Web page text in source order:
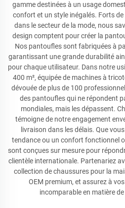
gamme destinées à un usage
confort et un style inégalés. Forts de
dans le secteur de la mode, nous
design comptent pour créer la
Nos pantoufles sont fabriquées à
garantissant une grande durabilité
pour chaque utilisateur. Dans notre
400 m², équipée de machines à
dévouée de plus de 100
des pantoufles qui ne répondent
mondiales, mais les dépassent.
témoigne de notre engagement
livraison dans les délais. Que
tendance ou un confort fonctionnel
sont conçues sur mesure pour
clientèle internationale. Partenariez
collection de chaussures pour la
OEM premium, et assurez à
incomparable en matière